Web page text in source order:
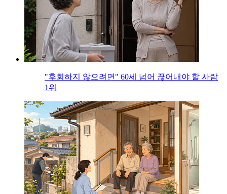
"후회하지 않으려면" 60세 넘어 끊어내야 할 사람
1위